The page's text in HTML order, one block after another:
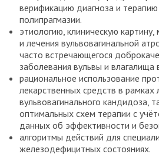
верификацию диагноза и терапию
полипрагмазии.
этиологию, клиническую
и лечения вульвовагинальной
часто встречающегося
заболевания вульвы и влагалища
рациональное использование
лекарственных средств в рамках
вульвовагинального кандидоза,
оптимальных схем терапии с
данных об эффективности и
алгоритмы действий для
железодефицитных состояниях.